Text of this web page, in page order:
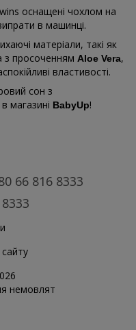
оснащені чохлом на
в машинці.
матеріали, такі як
з просоченням Aloe Vera,
властивості.
сон з
в магазині BabyUp!
66 816 8333
немовлят